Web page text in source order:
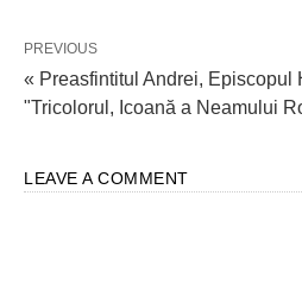
PREVIOUS
« Preasfintitul Andrei, Episcopul
"Tricolorul, Icoană a Neamului
LEAVE A COMMENT